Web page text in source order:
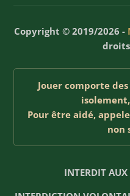
Copyright © 2019/2026 -
Jouer comporte
Pour être aidé,
non
INTERDIT